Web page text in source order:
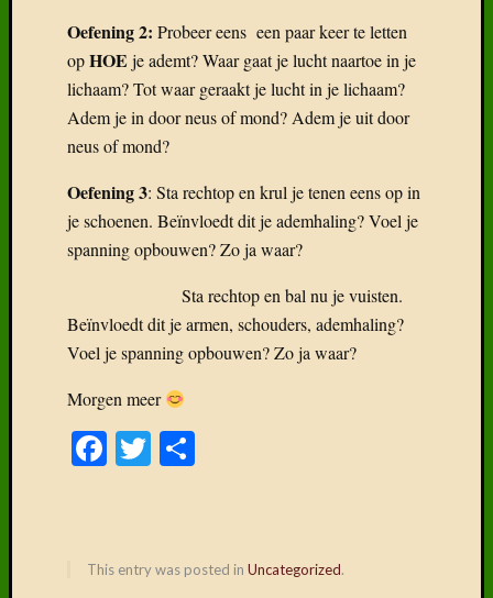
Oefening 2: Probeer eens een paar keer te letten
opHOE je ademt? Waar gaat je lucht naartoe in je
lichaam? Tot waar geraakt je lucht in je lichaam?
Adem je in door neus of mond? Adem je uit door
neus of mond?
Oefening 3: Sta rechtop en krul je tenen eens op in
je schoenen. Beïnvloedt dit je ademhaling? Voel je
spanning opbouwen? Zo ja waar?
Sta rechtop en bal nu je vuisten.
Beïnvloedt dit je armen, schouders, ademhaling?
Voel je spanning opbouwen? Zo ja waar?
Morgen meer
Facebook
Twitter
This entry was posted in Uncategorized.